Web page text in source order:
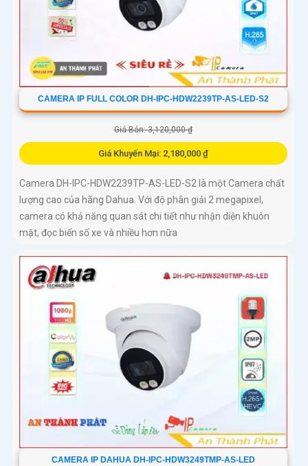
CAMERA IP FULL COLOR DH-IPC-HDW2239TP-AS-LED-S2
Giá Bán: 3,120,000 ₫
Giá Khuyến Mại: 2,180,000 ₫
Camera DH-IPC-HDW2239TP-AS-LED-S2 là một Camera chất
lượng cao của hãng Dahua. Với độ phân giải 2 megapixel,
camera có khả năng quan sát chi tiết như nhận diện khuôn
mặt, đọc biển số xe và nhiều hơn nữa
CAMERA IP DAHUA DH-IPC-HDW3249TMP-AS-LED